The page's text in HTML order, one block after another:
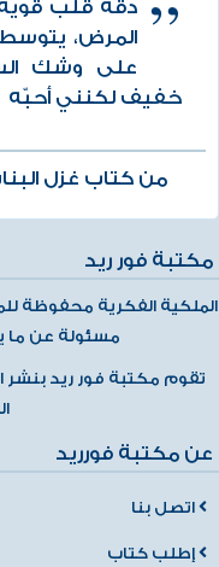
دقّة قلب
المرض،
على وشك
خفيف لكنني أحبّه
من كتاب غزل
مكتبة فور ريد
الملكية الفكرية محفوظة
مسئولة عن ما
تقوم مكتبة فور ريد بنشر
عن مكتبة فورريد
اتصل بنا
إطلب كتاب